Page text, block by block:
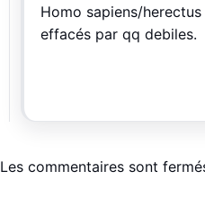
Homo sapiens/
effacés par qq debiles.
Les commentaires sont